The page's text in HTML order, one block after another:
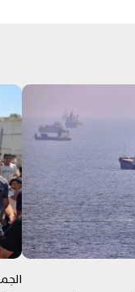
الجمعة 7